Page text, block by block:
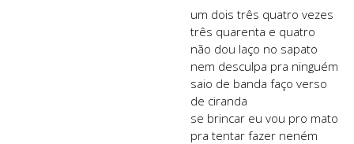
um dois três quatro vezes
três quarenta e quatro
não dou laço no sapato
nem desculpa pra ninguém
saio de banda faço verso
de ciranda
se brincar eu vou pro mato
pra tentar fazer neném